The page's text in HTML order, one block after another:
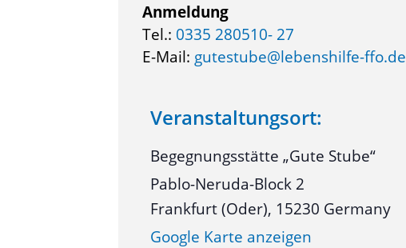
Anmeldung
Tel.: 0335 280510- 27
E-Mail: gutestube@lebenshilfe-ffo.de
Veranstaltungsort:
Begegnungsstätte „Gute Stube“
Pablo-Neruda-Block 2
Frankfurt (Oder), 15230 Germany
Google Karte anzeigen